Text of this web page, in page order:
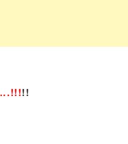
!!